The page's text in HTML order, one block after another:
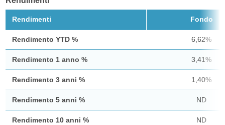
Rendimenti Fondo
Rendimento YTD % 6,62%
Rendimento 1 anno % 3,41%
Rendimento 3 anni % 1,40%
Rendimento 5 anni % ND
Rendimento 10 anni % ND